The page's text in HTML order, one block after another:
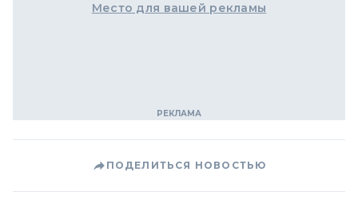
Место для вашей рекламы
ПОДЕЛИТЬСЯ НОВОСТЬЮ